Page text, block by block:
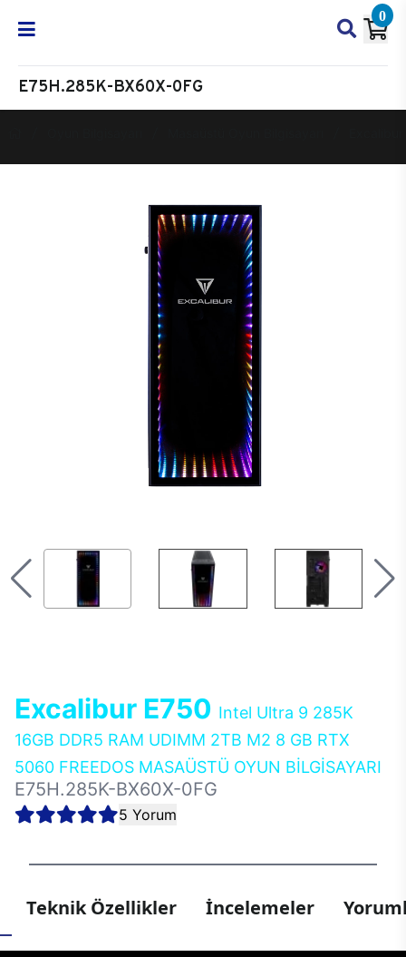
0
E75H.285K-BX60X-0FG
Excalibur E750 Intel Ultra 9 285K
16GB DDR5 RAM UDIMM 2TB M2 8 GB RTX
5060 FREEDOS MASAÜSTÜ OYUN BİLGİSAYARI
E75H.285K-BX60X-0FG
5 Yorum
Teknik Özellikler İncelemeler